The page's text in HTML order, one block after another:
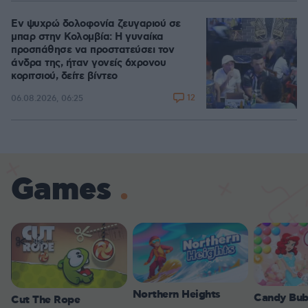
Εν ψυχρώ δολοφονία ζευγαριού σε
μπαρ στην Κολομβία: Η γυναίκα
προσπάθησε να προστατεύσει τον
άνδρα της, ήταν γονείς 6χρονου
κοριτσιού, δείτε βίντεο
06.08.2026, 06:25 12
Games
Cut The Rope Northern Heights Candy